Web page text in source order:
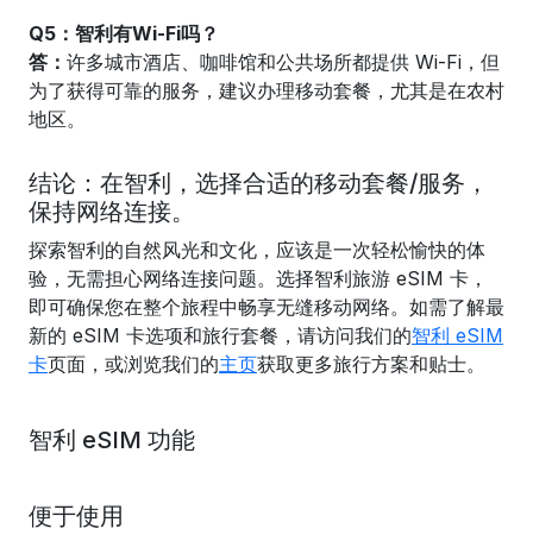
Q5：智利有Wi-Fi吗？
答： 许多城市酒店、咖啡馆和公共场所都提供 Wi-Fi，但
为了获得可靠的服务，建议办理移动套餐，尤其是在农村
地区。
结论：在智利，选择合适的移动套餐/服务，
保持网络连接。
探索智利的自然风光和文化，应该是一次轻松愉快的体
验，无需担心网络连接问题。选择智利旅游 eSIM 卡，
即可确保您在整个旅程中畅享无缝移动网络。如需了解最
新的 eSIM 卡选项和旅行套餐，请访问我们的智利 eSIM
卡页面，或浏览我们的主页获取更多旅行方案和贴士。
智利 eSIM 功能
便于使用